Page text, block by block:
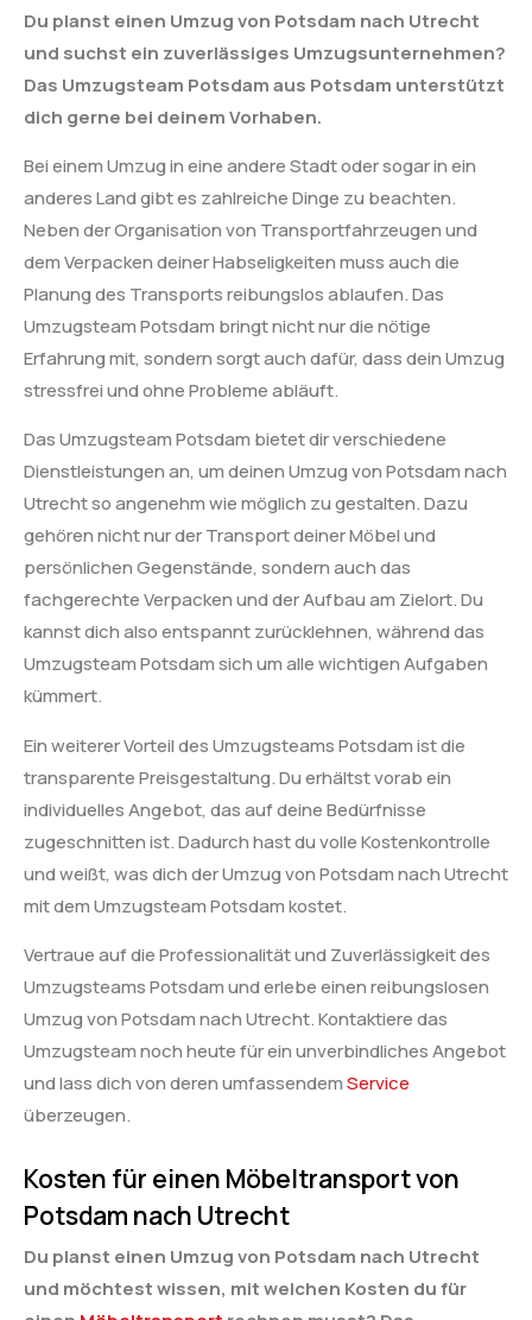
Du planst einen Umzug von Potsdam nach Utrecht
und suchst ein zuverlässiges Umzugsunternehmen?
Das Umzugsteam Potsdam aus Potsdam unterstützt
dich gerne bei deinem Vorhaben.
Bei einem Umzug in eine andere Stadt oder sogar in ein
anderes Land gibt es zahlreiche Dinge zu beachten.
Neben der Organisation von Transportfahrzeugen und
dem Verpacken deiner Habseligkeiten muss auch die
Planung des Transports reibungslos ablaufen. Das
Umzugsteam Potsdam bringt nicht nur die nötige
Erfahrung mit, sondern sorgt auch dafür, dass dein Umzug
stressfrei und ohne Probleme abläuft.
Das Umzugsteam Potsdam bietet dir verschiedene
Dienstleistungen an, um deinen Umzug von Potsdam nach
Utrecht so angenehm wie möglich zu gestalten. Dazu
gehören nicht nur der Transport deiner Möbel und
persönlichen Gegenstände, sondern auch das
fachgerechte Verpacken und der Aufbau am Zielort. Du
kannst dich also entspannt zurücklehnen, während das
Umzugsteam Potsdam sich um alle wichtigen Aufgaben
kümmert.
Ein weiterer Vorteil des Umzugsteams Potsdam ist die
transparente Preisgestaltung. Du erhältst vorab ein
individuelles Angebot, das auf deine Bedürfnisse
zugeschnitten ist. Dadurch hast du volle Kostenkontrolle
und weißt, was dich der Umzug von Potsdam nach Utrecht
mit dem Umzugsteam Potsdam kostet.
Vertraue auf die Professionalität und Zuverlässigkeit des
Umzugsteams Potsdam und erlebe einen reibungslosen
Umzug von Potsdam nach Utrecht. Kontaktiere das
Umzugsteam noch heute für ein unverbindliches Angebot
und lass dich von deren umfassendemService
überzeugen.
Kosten für einen Möbeltransport von
Potsdam nach Utrecht
Du planst einen Umzug von Potsdam nach Utrecht
und möchtest wissen, mit welchen Kosten du für